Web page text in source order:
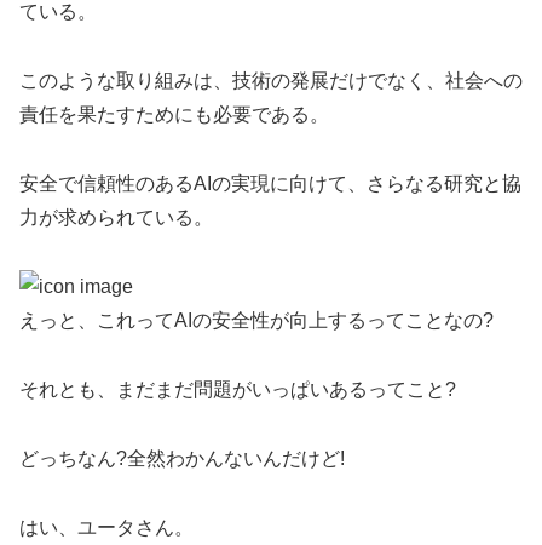
ている。
このような取り組みは、技術の発展だけでなく、社会への
責任を果たすためにも必要である。
安全で信頼性のあるAIの実現に向けて、さらなる研究と協
力が求められている。
えっと、これってAIの安全性が向上するってことなの?
それとも、まだまだ問題がいっぱいあるってこと?
どっちなん?全然わかんないんだけど!
はい、ユータさん。